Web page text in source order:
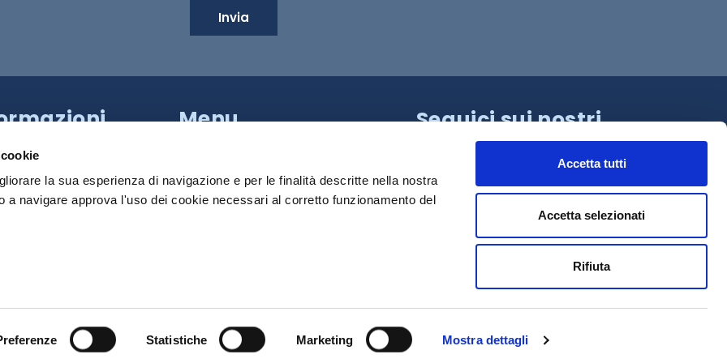
la sua esperienza di navigazione e per le finalità descritte nella nostra
a navigare approva l'uso dei cookie necessari al corretto funzionamento del
Statistiche Marketing Mostra dettagli
Accetta tutti
Accetta selezionati
Rifiuta
Invia
(NA)
18539000
+39 340 790 2931
Menu
SISTEMI
PRODOTTI
Seguici sui nostri
canali!
| Design by communication.it| Tutti i diritti sono riservati